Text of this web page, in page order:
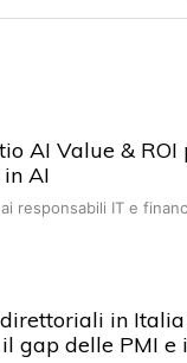
AI Value &
AI
responsabili IT e
in
gap delle PMI e